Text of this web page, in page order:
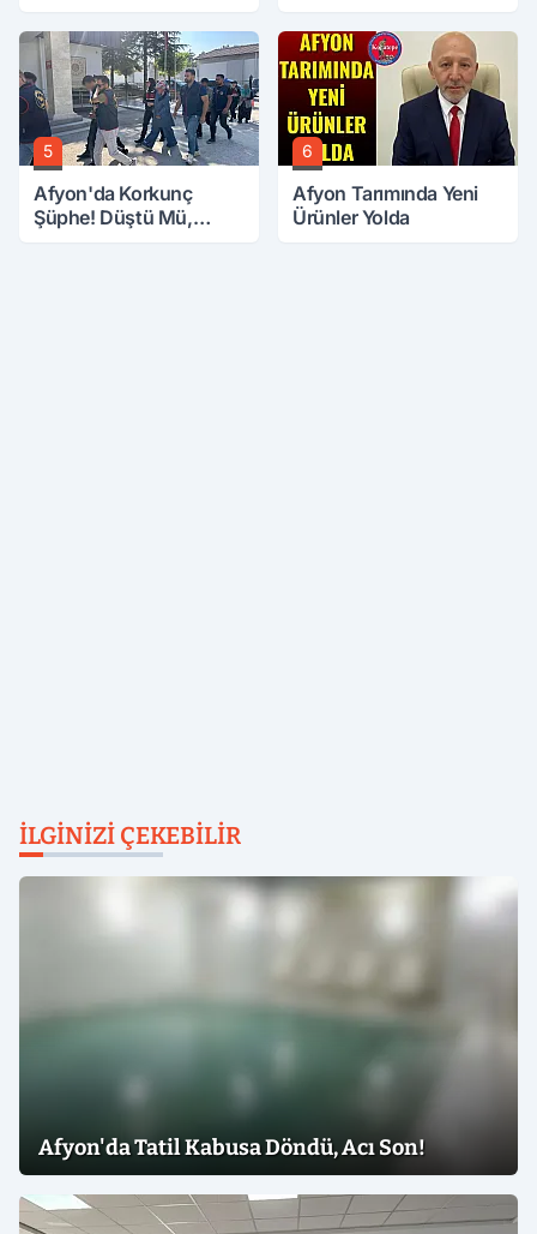
5
Afyon'da Korkunç
Şüphe! Düştü Mü,
6
Afyon Tarımında Yeni
Ürünler Yolda
İLGINIZI ÇEKEBILIR
Afyon'da Tatil Kabusa Döndü, Acı Son!